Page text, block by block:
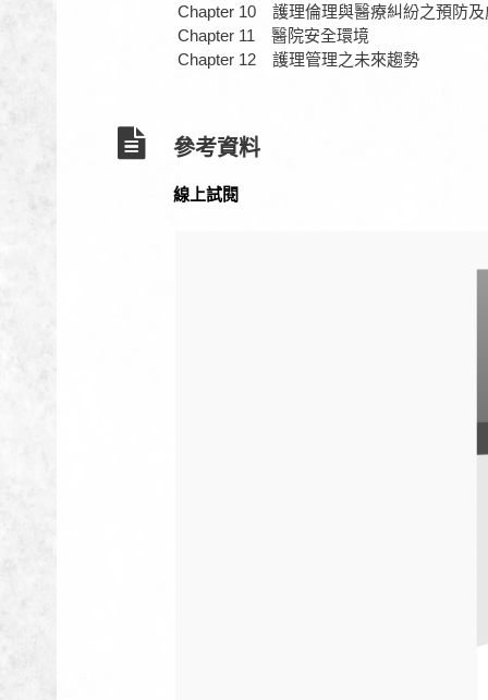
Chapter 10 護理倫理與醫療糾紛之預防及
Chapter 11 醫院安全環境
Chapter 12 護理管理之未來趨勢
參考資料
線上試閱